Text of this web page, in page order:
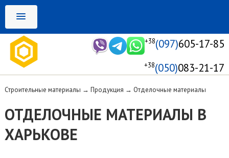
+38(097)605-17-85
+38(050)083-21-17
Строительные материалы → Продукция → Отделочные материалы
ОТДЕЛОЧНЫЕ МАТЕРИАЛЫ В
ХАРЬКОВЕ